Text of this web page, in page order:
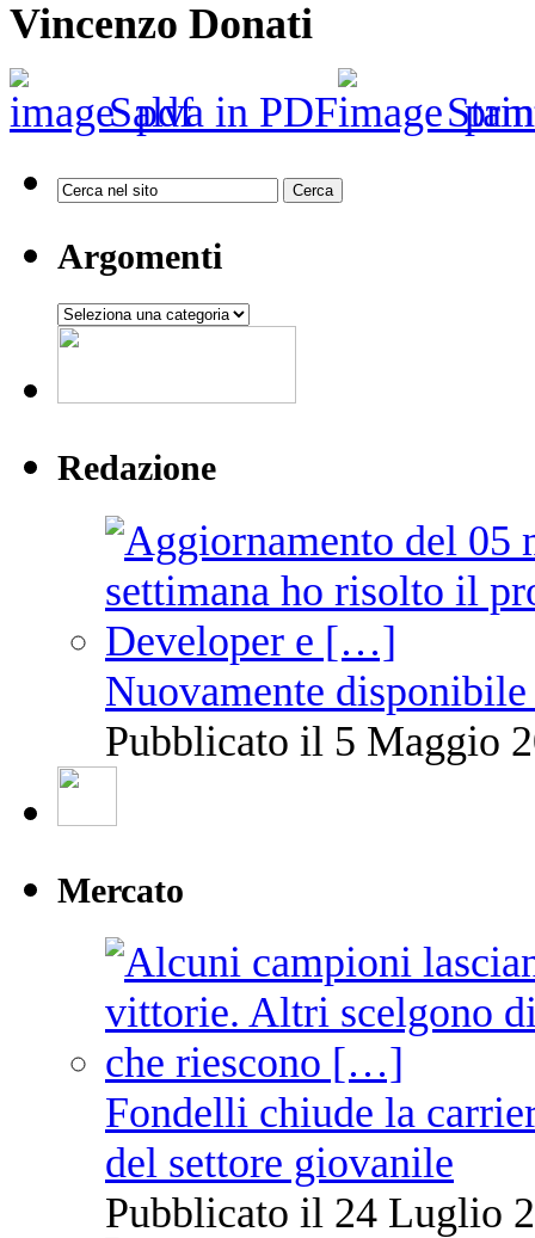
Vincenzo Donati
Salva in PDF
Argomenti
Argomenti
Redazione
Nuovamente
Pubblicato il 5 Maggio
Mercato
Fondelli chiude la
del settore giovanile
Pubblicato il 24 Luglio